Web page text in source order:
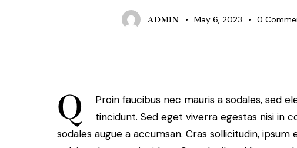
ADMIN May 6, 2023 0
Q
Proin faucibus nec mauris a sodales, sed
tincidunt. Sed eget viverra egestas nisi in
sodales augue a accumsan. Cras sollicitudin, ipsum